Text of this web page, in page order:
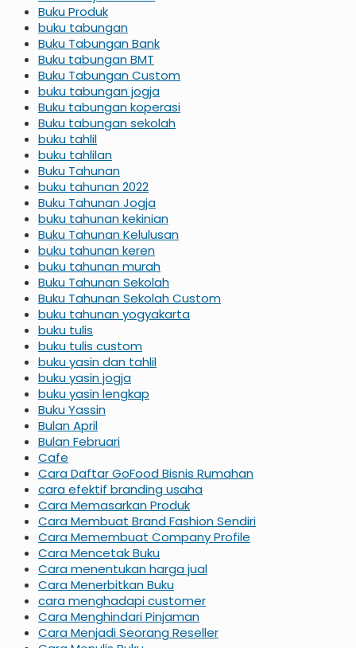
Buku Produk
buku tabungan
Buku Tabungan Bank
Buku tabungan BMT
Buku Tabungan Custom
buku tabungan jogja
Buku tabungan koperasi
Buku tabungan sekolah
buku tahlil
buku tahlilan
Buku Tahunan
buku tahunan 2022
Buku Tahunan Jogja
buku tahunan kekinian
Buku Tahunan Kelulusan
buku tahunan keren
buku tahunan murah
Buku Tahunan Sekolah
Buku Tahunan Sekolah Custom
buku tahunan yogyakarta
buku tulis
buku tulis custom
buku yasin dan tahlil
buku yasin jogja
buku yasin lengkap
Buku Yassin
Bulan April
Bulan Februari
Cafe
Cara Daftar GoFood Bisnis Rumahan
cara efektif branding usaha
Cara Memasarkan Produk
Cara Membuat Brand Fashion Sendiri
Cara Memembuat Company Profile
Cara Mencetak Buku
Cara menentukan harga jual
Cara Menerbitkan Buku
cara menghadapi customer
Cara Menghindari Pinjaman
Cara Menjadi Seorang Reseller